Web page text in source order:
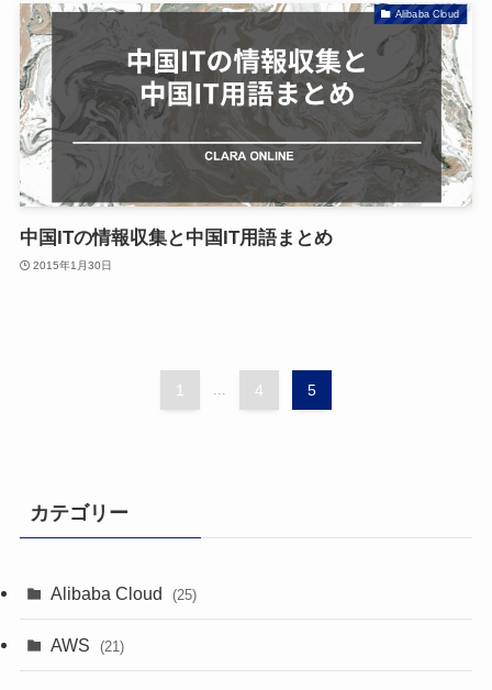
Alibaba Cloud
中国ITの情報収集と中国IT用語まとめ
2015年1月30日
1 ... 4 5
カテゴリー
Alibaba Cloud (25)
AWS (21)